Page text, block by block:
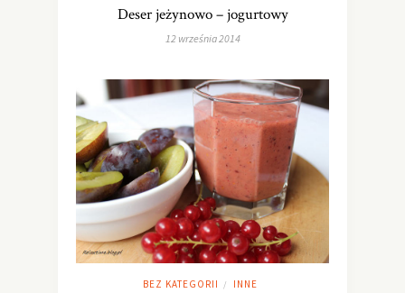
Deser jeżynowo – jogurtowy
12 września 2014
BEZ KATEGORII / INNE